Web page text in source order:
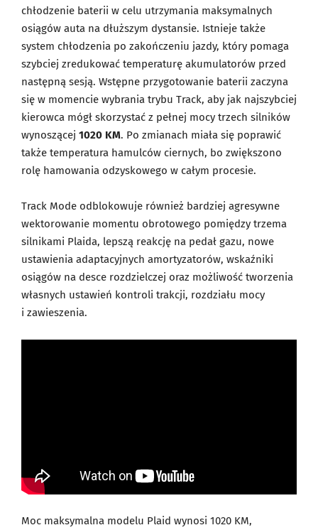
chłodzenie baterii w celu utrzymania maksymalnych
osiągów auta na dłuższym dystansie. Istnieje także
system chłodzenia po zakończeniu jazdy, który pomaga
szybciej zredukować temperaturę akumulatorów przed
następną sesją. Wstępne przygotowanie baterii zaczyna
się w momencie wybrania trybu Track, aby jak najszybciej
kierowca mógł skorzystać z pełnej mocy trzech silników
wynoszącej 1020 KM. Po zmianach miała się poprawić
także temperatura hamulców ciernych, bo zwiększono
rolę hamowania odzyskowego w całym procesie.
Track Mode odblokowuje również bardziej agresywne
wektorowanie momentu obrotowego pomiędzy trzema
silnikami Plaida, lepszą reakcję na pedał gazu, nowe
ustawienia adaptacyjnych amortyzatorów, wskaźniki
osiągów na desce rozdzielczej oraz możliwość tworzenia
własnych ustawień kontroli trakcji, rozdziału mocy
i zawieszenia.
Moc maksymalna modelu Plaid wynosi 1020 KM,